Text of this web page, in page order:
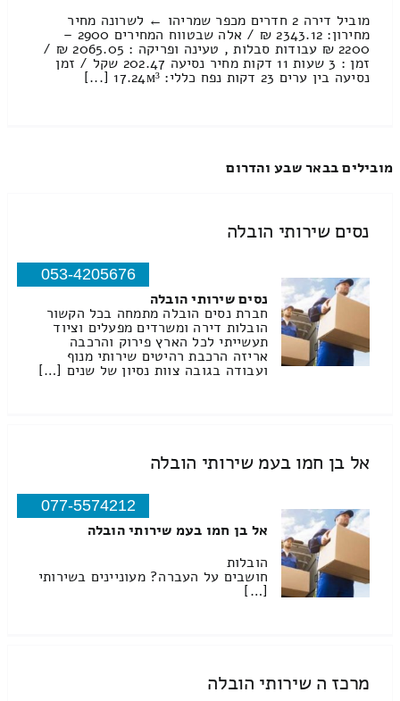
מוביל דירה 2 חדרים מכפר שמריהו ← לשרונה מחיר
מחירון: 2343.12 ₪ / אלה שבטווח המחירים 2900 –
2200 ₪ עבודות סבלות , טעינה ופריקה : 2065.05 ₪ /
זמן : 3 שעות 11 דקות מחיר נסיעה 202.47 שקל / זמן
נסיעה בין ערים 23 דקות נפח כללי: 17.24м³ [...]
מובילים בבאר שבע והדרום
נסים שירותי הובלה
053-4205676
נסים שירותי הובלה
חברת נסים הובלה מתמחה בכל הקשור
הובלות דירה ומשרדים מפעלים וציוד
תעשייתי לכל הארץ פירוק והרכבה
אריזה הרכבת רהיטים שירותי מנוף
ועבודה בגובה צוות נסיון של שנים […]
אל בן חמו בעמ שירותי הובלה
077-5574212
אל בן חמו בעמ שירותי הובלה
הובלות
חושבים על העברה? מעוניינים בשירותי
[…]
מרכז ה שירותי הובלה